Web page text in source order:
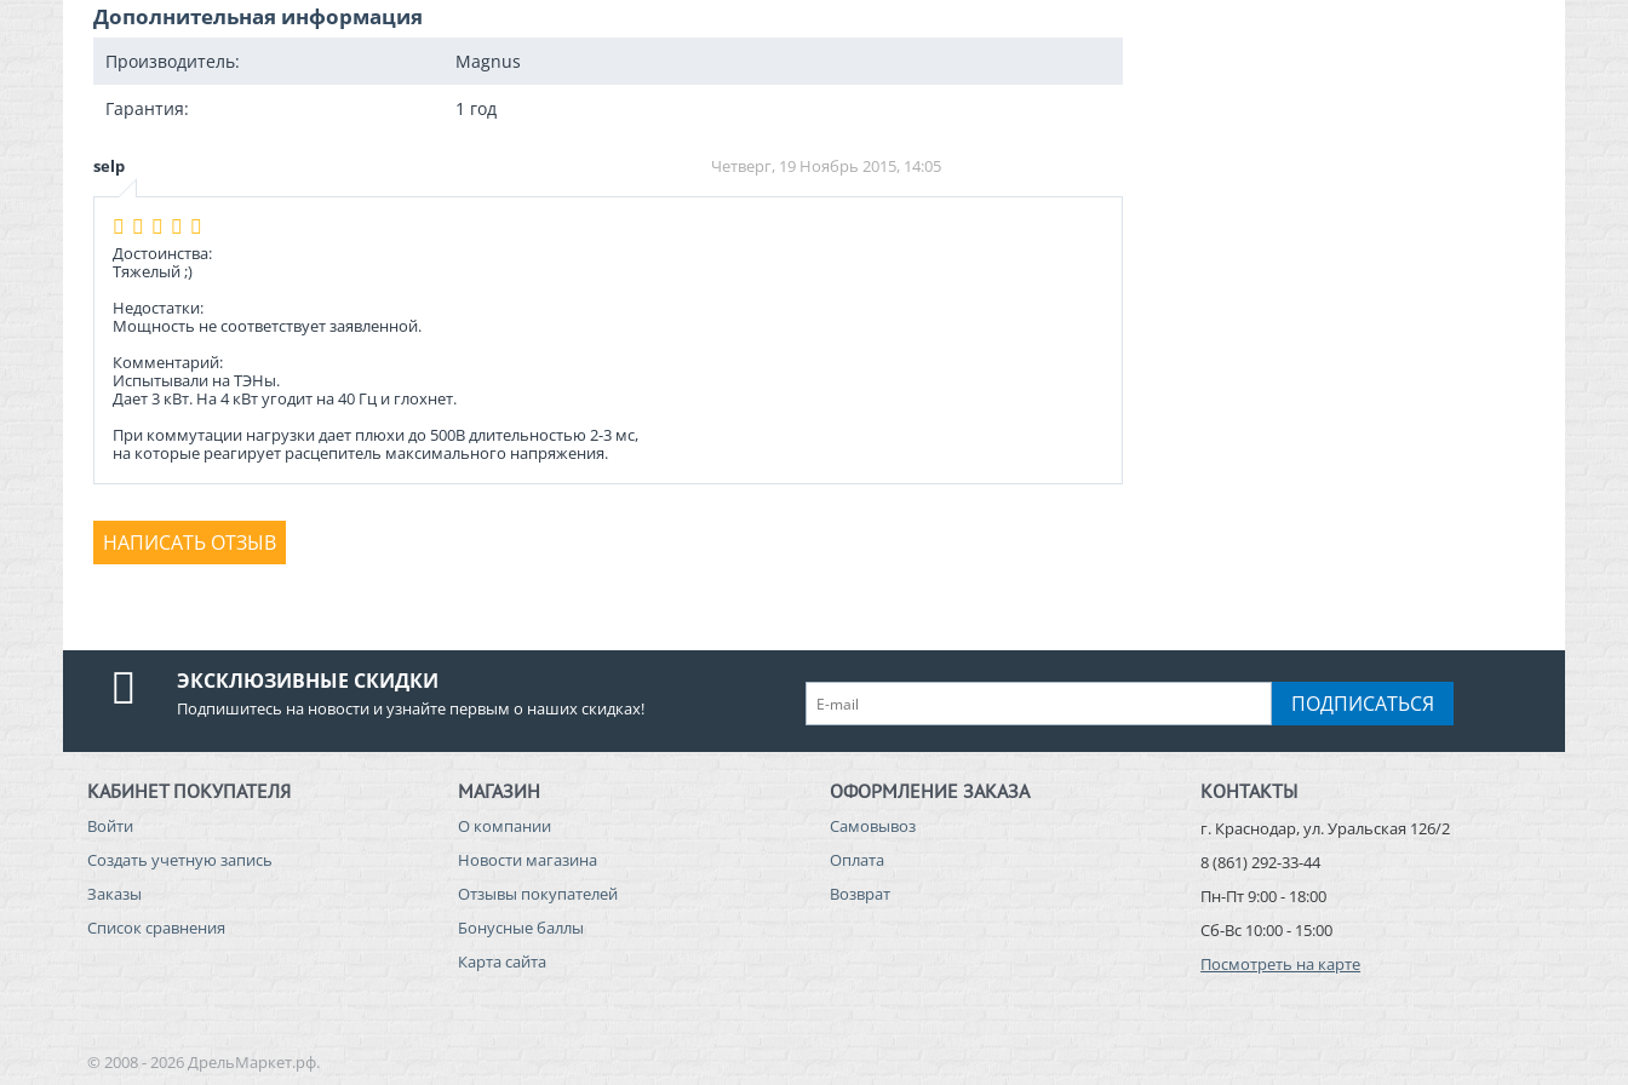
Дополнительная информация
Производитель: Magnus
Гарантия: 1 год
selp Четверг, 19 Ноябрь 2015, 14:05
Достоинства:
Тяжелый ;)
Недостатки:
Мощность не соответствует заявленной.
Комментарий:
Испытывали на ТЭНы.
Дает 3 кВт. На 4 кВт угодит на 40 Гц и глохнет.
При коммутации нагрузки дает плюхи до 500В длительностью 2-3 мс,
на которые реагирует расцепитель максимального напряжения.
НАПИСАТЬ ОТЗЫВ
ЭКСКЛЮЗИВНЫЕ СКИДКИ
Подпишитесь на новости и узнайте первым о наших скидках! ПОДПИСАТЬСЯ
КАБИНЕТ ПОКУПАТЕЛЯ
Войти
Создать учетную запись
Заказы
Список сравнения
МАГАЗИН
О компании
Новости магазина
Отзывы покупателей
Бонусные баллы
Карта сайта
ОФОРМЛЕНИЕ ЗАКАЗА
Самовывоз
Оплата
Возврат
КОНТАКТЫ
г. Краснодар, ул. Уральская 126/2
8 (861) 292-33-44
Пн-Пт 9:00 - 18:00
Сб-Вс 10:00 - 15:00
Посмотреть на карте
© 2008 - 2026 ДрельМаркет.рф.